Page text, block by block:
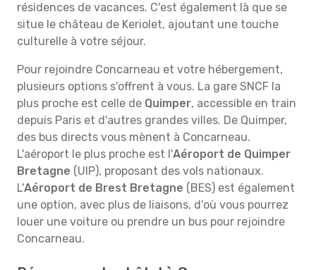
résidences de vacances. C'est également là que se
situe le château de Keriolet, ajoutant une touche
culturelle à votre séjour.
Pour rejoindre Concarneau et votre hébergement,
plusieurs options s'offrent à vous. La gare SNCF la
plus proche est celle de Quimper, accessible en train
depuis Paris et d'autres grandes villes. De Quimper,
des bus directs vous mènent à Concarneau.
L'aéroport le plus proche est l'Aéroport de Quimper
Bretagne (UIP), proposant des vols nationaux.
L'Aéroport de Brest Bretagne (BES) est également
une option, avec plus de liaisons, d'où vous pourrez
louer une voiture ou prendre un bus pour rejoindre
Concarneau.